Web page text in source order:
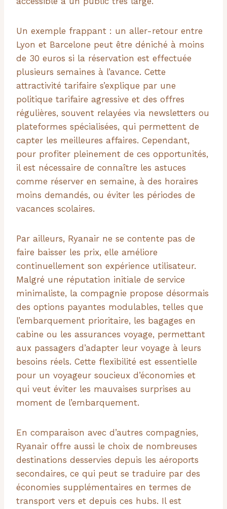
Un exemple frappant : un aller-retour entre
Lyon et Barcelone peut être déniché à moins
de 30 euros si la réservation est effectuée
plusieurs semaines à l’avance. Cette
attractivité tarifaire s’explique par une
politique tarifaire agressive et des offres
régulières, souvent relayées via newsletters ou
plateformes spécialisées, qui permettent de
capter les meilleures affaires. Cependant,
pour profiter pleinement de ces opportunités,
il est nécessaire de connaître les astuces
comme réserver en semaine, à des horaires
moins demandés, ou éviter les périodes de
vacances scolaires.
Par ailleurs, Ryanair ne se contente pas de
faire baisser les prix, elle améliore
continuellement son expérience utilisateur.
Malgré une réputation initiale de service
minimaliste, la compagnie propose désormais
des options payantes modulables, telles que
l’embarquement prioritaire, les bagages en
cabine ou les assurances voyage, permettant
aux passagers d’adapter leur voyage à leurs
besoins réels. Cette flexibilité est essentielle
pour un voyageur soucieux d’économies et
qui veut éviter les mauvaises surprises au
moment de l’embarquement.
En comparaison avec d’autres compagnies,
Ryanair offre aussi le choix de nombreuses
destinations desservies depuis les aéroports
secondaires, ce qui peut se traduire par des
économies supplémentaires en termes de
transport vers et depuis ces hubs. Il est